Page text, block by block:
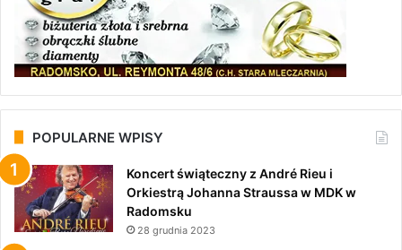
POPULARNE WPISY
Koncert świąteczny z André Rieu i
Orkiestrą Johanna Straussa w MDK w
Radomsku
28 grudnia 2023